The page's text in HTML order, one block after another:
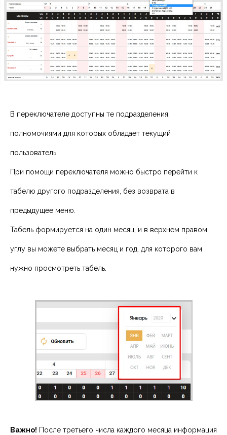
В переключателе доступны те подразделения,
полномочиями для которых обладает текущий
пользователь.
При помощи переключателя можно быстро перейти к
табелю другого подразделения, без возврата в
предыдущее меню.
Табель формируется на один месяц, и в верхнем правом
углу вы можете выбрать месяц и год, для которого вам
нужно просмотреть табель.
Важно! После третьего числа каждого месяца информация